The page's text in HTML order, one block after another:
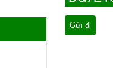
Gửi đi